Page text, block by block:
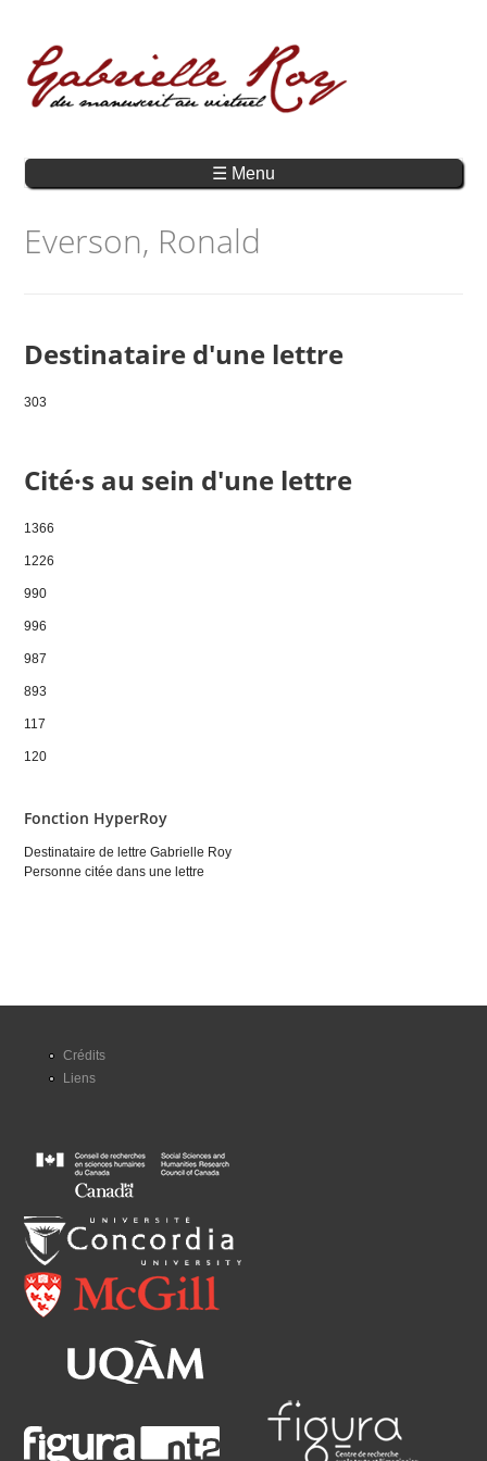
☰ Menu
Everson, Ronald
Destinataire d'une lettre
303
Cité·s au sein d'une lettre
1366
1226
990
996
987
893
117
120
Fonction HyperRoy
Destinataire de lettre Gabrielle Roy
Personne citée dans une lettre
Crédits
Liens